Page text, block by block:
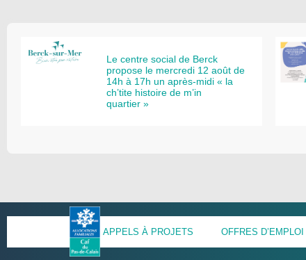
Le centre social de Berck
propose le mercredi 12 août de
14h à 17h un après-midi « la
ch’tite histoire de m’in
quartier »
APPELS À PROJETS OFFRES D’EMPLOI